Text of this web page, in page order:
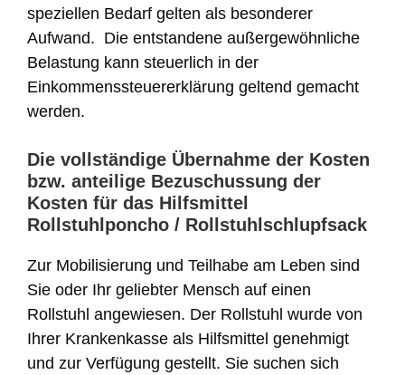
speziellen Bedarf gelten als besonderer
Aufwand. Die entstandene außergewöhnliche
Belastung kann steuerlich in der
Einkommenssteuererklärung geltend gemacht
werden.
Die vollständige Übernahme der Kosten
bzw. anteilige Bezuschussung der
Kosten für das Hilfsmittel
Rollstuhlponcho / Rollstuhlschlupfsack
Zur Mobilisierung und Teilhabe am Leben sind
Sie oder Ihr geliebter Mensch auf einen
Rollstuhl angewiesen. Der Rollstuhl wurde von
Ihrer Krankenkasse als Hilfsmittel genehmigt
und zur Verfügung gestellt. Sie suchen sich